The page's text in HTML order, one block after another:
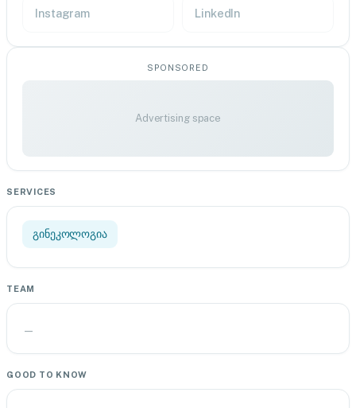
Instagram LinkedIn
SPONSORED
Advertising space
SERVICES
გინეკოლოგია
TEAM
—
GOOD TO KNOW